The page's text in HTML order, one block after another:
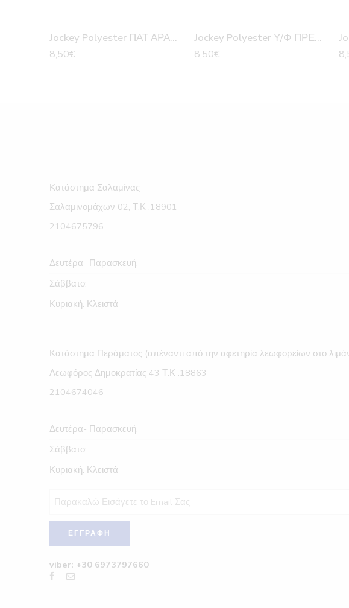
Jockey Polyester ΠΑΤ ΑΡΑΧΘΟΣ
8,50€
Jockey Polyester Υ/Φ ΠΡΕΣΠΑ
8,50€
Κατάστημα Σαλαμίνας
Σαλαμινομάχων 02, Τ.Κ :18901
2104675796
Δευτέρα- Παρασκευή:
Σάββατο:
Κυριακή: Κλειστά
Κατάστημα Περάματος (απέναντι από την αφετηρία λεωφορείων στο
Λεωφόρος Δημοκρατίας 43 Τ.Κ :18863
2104674046
Δευτέρα- Παρασκευή:
Σάββατο:
Κυριακή: Κλειστά
viber: +30 6973797660